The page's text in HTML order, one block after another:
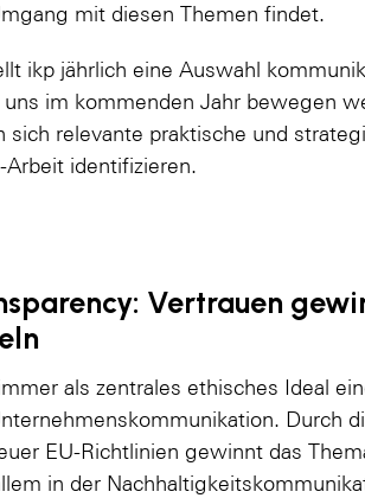
mit diesen Themen findet.
ikp jährlich eine Auswahl
im kommenden Jahr bewegen
sich relevante praktische und
identifizieren.
Vertrauen
als zentrales ethisches Ideal
Durch
EU-Richtlinien gewinnt das
in der